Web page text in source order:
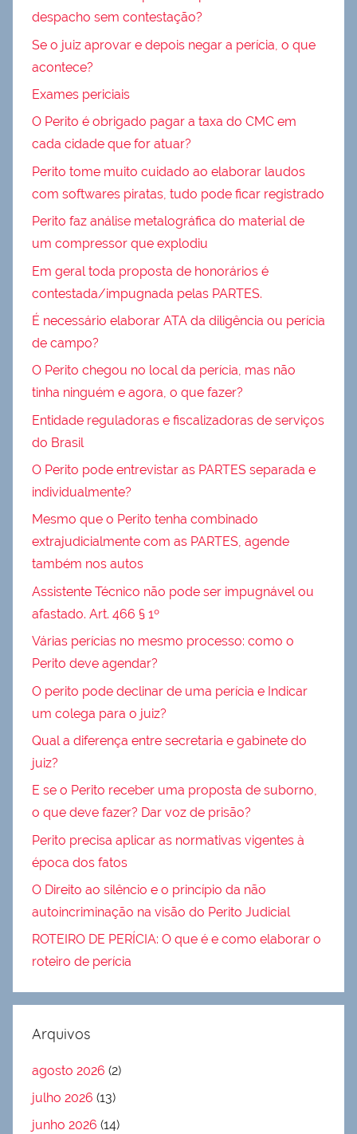
despacho sem contestação?
Se o juiz aprovar e depois negar a perícia, o que
acontece?
Exames periciais
O Perito é obrigado pagar a taxa do CMC em
cada cidade que for atuar?
Perito tome muito cuidado ao elaborar laudos
com softwares piratas, tudo pode ficar registrado
Perito faz análise metalográfica do material de
um compressor que explodiu
Em geral toda proposta de honorários é
contestada/impugnada pelas PARTES.
É necessário elaborar ATA da diligência ou perícia
de campo?
O Perito chegou no local da perícia, mas não
tinha ninguém e agora, o que fazer?
Entidade reguladoras e fiscalizadoras de serviços
do Brasil
O Perito pode entrevistar as PARTES separada e
individualmente?
Mesmo que o Perito tenha combinado
extrajudicialmente com as PARTES, agende
também nos autos
Assistente Técnico não pode ser impugnável ou
afastado. Art. 466 § 1º
Várias perícias no mesmo processo: como o
Perito deve agendar?
O perito pode declinar de uma perícia e Indicar
um colega para o juiz?
Qual a diferença entre secretaria e gabinete do
juiz?
E se o Perito receber uma proposta de suborno,
o que deve fazer? Dar voz de prisão?
Perito precisa aplicar as normativas vigentes à
época dos fatos
O Direito ao silêncio e o princípio da não
autoincriminação na visão do Perito Judicial
ROTEIRO DE PERÍCIA: O que é e como elaborar o
roteiro de perícia
Arquivos
agosto 2026 (2)
julho 2026 (13)
junho 2026 (14)